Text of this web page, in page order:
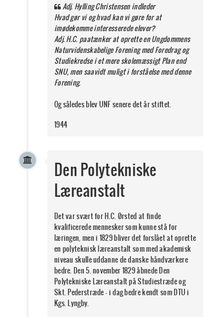
Adj. Hylling Christensen indleder
Hvad gør vi og hvad kan vi gøre for at
imødekomme interesserede elever?
Adj. H.C. paatænker at oprette en Ungdommens
Naturvidenskabelige Forening med Foredrag og
Studiekredse i et mere skolemæssigt Plan end
SNU, men saavidt muligt i forståelse med denne
Forening.
Og således blev UNF senere det år stiftet.
1944
Den Polytekniske
Læreanstalt
Det var svært for H.C. Ørsted at finde
kvalificerede mennesker som kunne stå for
læringen, men i 1829 bliver det forslået at oprette
en polyteknisk læreanstalt som med akademisk
niveau skulle uddanne de danske håndværkere
bedre. Den 5. november 1829 åbnede Den
Polytekniske Læreanstalt på Studiestræde og
Skt. Pederstræde - i dag bedre kendt som DTU i
Kgs. Lyngby.